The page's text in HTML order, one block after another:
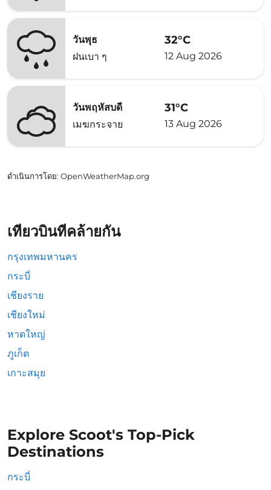
วันพุธ
ฝนเบา ๆ
32°C
12 Aug 2026
วันพฤหัสบดี
เมฆกระจาย
31°C
13 Aug 2026
ดำเนินการโดย: OpenWeatherMap.org
เที่ยวบินที่คล้ายกัน
กรุงเทพมหานคร
กระบี่
เชียงราย
เชียงใหม่
หาดใหญ่
ภูเก็ต
เกาะสมุย
Explore Scoot's Top-Pick
Destinations
กระบี่